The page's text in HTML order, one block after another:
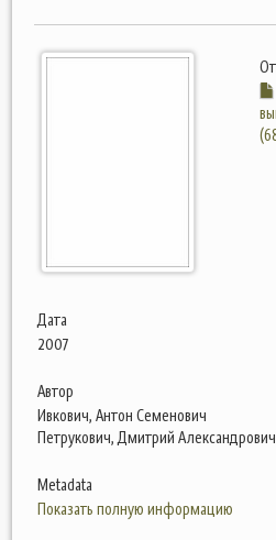
Дата
2007
Автор
Ивкович, Антон Семенович
Петрукович, Дмитрий Александрович
Metadata
Показать полную информацию